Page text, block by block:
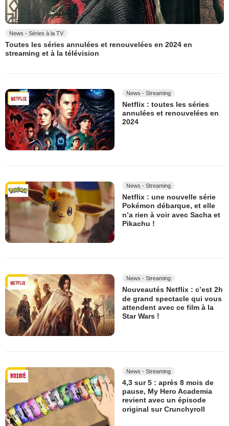
News - Séries à la TV
Toutes les séries annulées et renouvelées en 2024 en
streaming et à la télévision
News - Streaming
Netflix : toutes les séries
annulées et renouvelées en
2024
News - Streaming
Netflix : une nouvelle série
Pokémon débarque, et elle
n’a rien à voir avec Sacha et
Pikachu !
News - Streaming
Nouveautés Netflix : c’est 2h
de grand spectacle qui vous
attendent avec ce film à la
Star Wars !
News - Streaming
4,3 sur 5 : après 8 mois de
pause, My Hero Academia
revient avec un épisode
original sur Crunchyroll